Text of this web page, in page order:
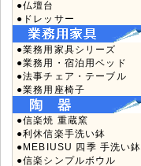
●仏壇台
●ドレッサー
●業務用家具シリーズ
●業務用・宿泊用ベッド
●法事チェア・テーブル
●業務用座椅子
●信楽焼 重蔵窯
●利休信楽手洗い鉢
●MEBIUSU 四季 手洗い鉢
●信楽シンプルボウル